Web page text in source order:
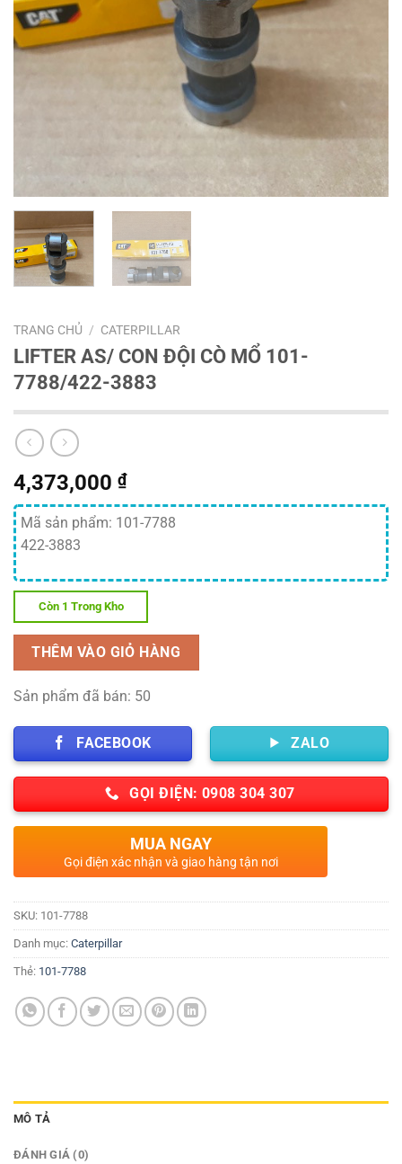
TRANG CHỦ / CATERPILLAR
LIFTER AS/ CON ĐỘI CÒ MỔ 101-
7788/422-3883
4,373,000 ₫
Mã sản phẩm: 101-7788
422-3883
Còn 1 Trong Kho
THÊM VÀO GIỎ HÀNG
Sản phẩm đã bán: 50
FACEBOOK ZALO
GỌI ĐIỆN: 0908 304 307
MUA NGAY
Gọi điện xác nhận và giao hàng tận nơi
SKU: 101-7788
Danh mục: Caterpillar
Thẻ: 101-7788
MÔ TẢ
ĐÁNH GIÁ (0)